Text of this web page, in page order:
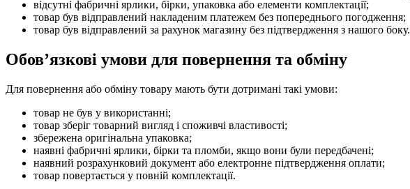
відсутні фабричні ярлики, бірки, упаковка або елементи комплектації;
товар був відправлений накладеним платежем без попереднього погодження;
товар був відправлений за рахунок магазину без підтвердження з нашого боку.
Обов’язкові умови для повернення та обміну
Для повернення або обміну товару мають бути дотримані такі умови:
товар не був у використанні;
товар зберіг товарний вигляд і споживчі властивості;
збережена оригінальна упаковка;
наявні фабричні ярлики, бірки та пломби, якщо вони були передбачені;
наявний розрахунковий документ або електронне підтвердження оплати;
товар повертається у повній комплектації.